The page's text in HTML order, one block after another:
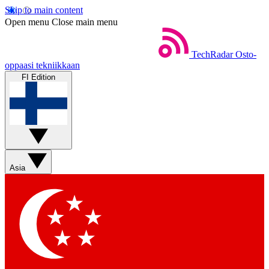
Skip to main content
Open menu Close main menu
TechRadar Osto-
oppaasi tekniikkaan
FI Edition
Asia